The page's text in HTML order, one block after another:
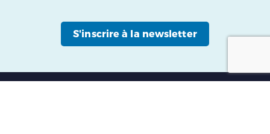
S'inscrire à la newsletter